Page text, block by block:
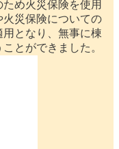
め火災保険を使用
災保険についての
となり、無事に棟
とができました。